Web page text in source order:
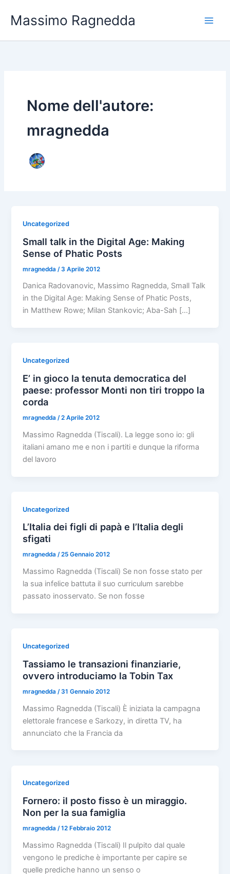
Massimo Ragnedda
Nome dell'autore:
mragnedda
Uncategorized
Small talk in the Digital Age: Making
Sense of Phatic Posts
mragnedda /3 Aprile 2012
Danica Radovanovic, Massimo Ragnedda, Small Talk
in the Digital Age: Making Sense of Phatic Posts,
in Matthew Rowe; Milan Stankovic; Aba-Sah […]
Uncategorized
E’ in gioco la tenuta democratica del
paese: professor Monti non tiri troppo la
corda
mragnedda/2 Aprile 2012
Massimo Ragnedda (Tiscali). La legge sono io: gli
italiani amano me e non i partiti e dunque la riforma
del lavoro
Uncategorized
L’Italia dei figli di papà e l’Italia degli
sfigati
mragnedda/25 Gennaio 2012
Massimo Ragnedda (Tiscali) Se non fosse stato per
la sua infelice battuta il suo curriculum sarebbe
passato inosservato. Se non fosse
Uncategorized
Tassiamo le transazioni finanziarie,
ovvero introduciamo la Tobin Tax
mragnedda /31 Gennaio 2012
Massimo Ragnedda (Tiscali) È iniziata la campagna
elettorale francese e Sarkozy, in diretta TV, ha
annunciato che la Francia da
Uncategorized
Fornero: il posto fisso è un miraggio.
Non per la sua famiglia
mragnedda/12 Febbraio 2012
Massimo Ragnedda (Tiscali) Il pulpito dal quale
vengono le prediche è importante per capire se
quelle prediche hanno un senso o